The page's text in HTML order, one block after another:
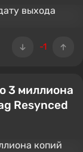
-1
3 миллиона
Resynced